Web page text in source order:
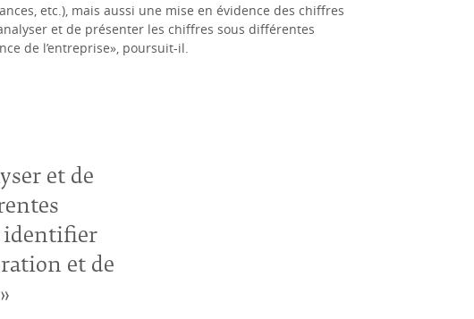
etc.), mais aussi une mise en évidence des chiffres
et de présenter les chiffres sous différentes
de l’entreprise», poursuit-il.
et de
identifier
et de